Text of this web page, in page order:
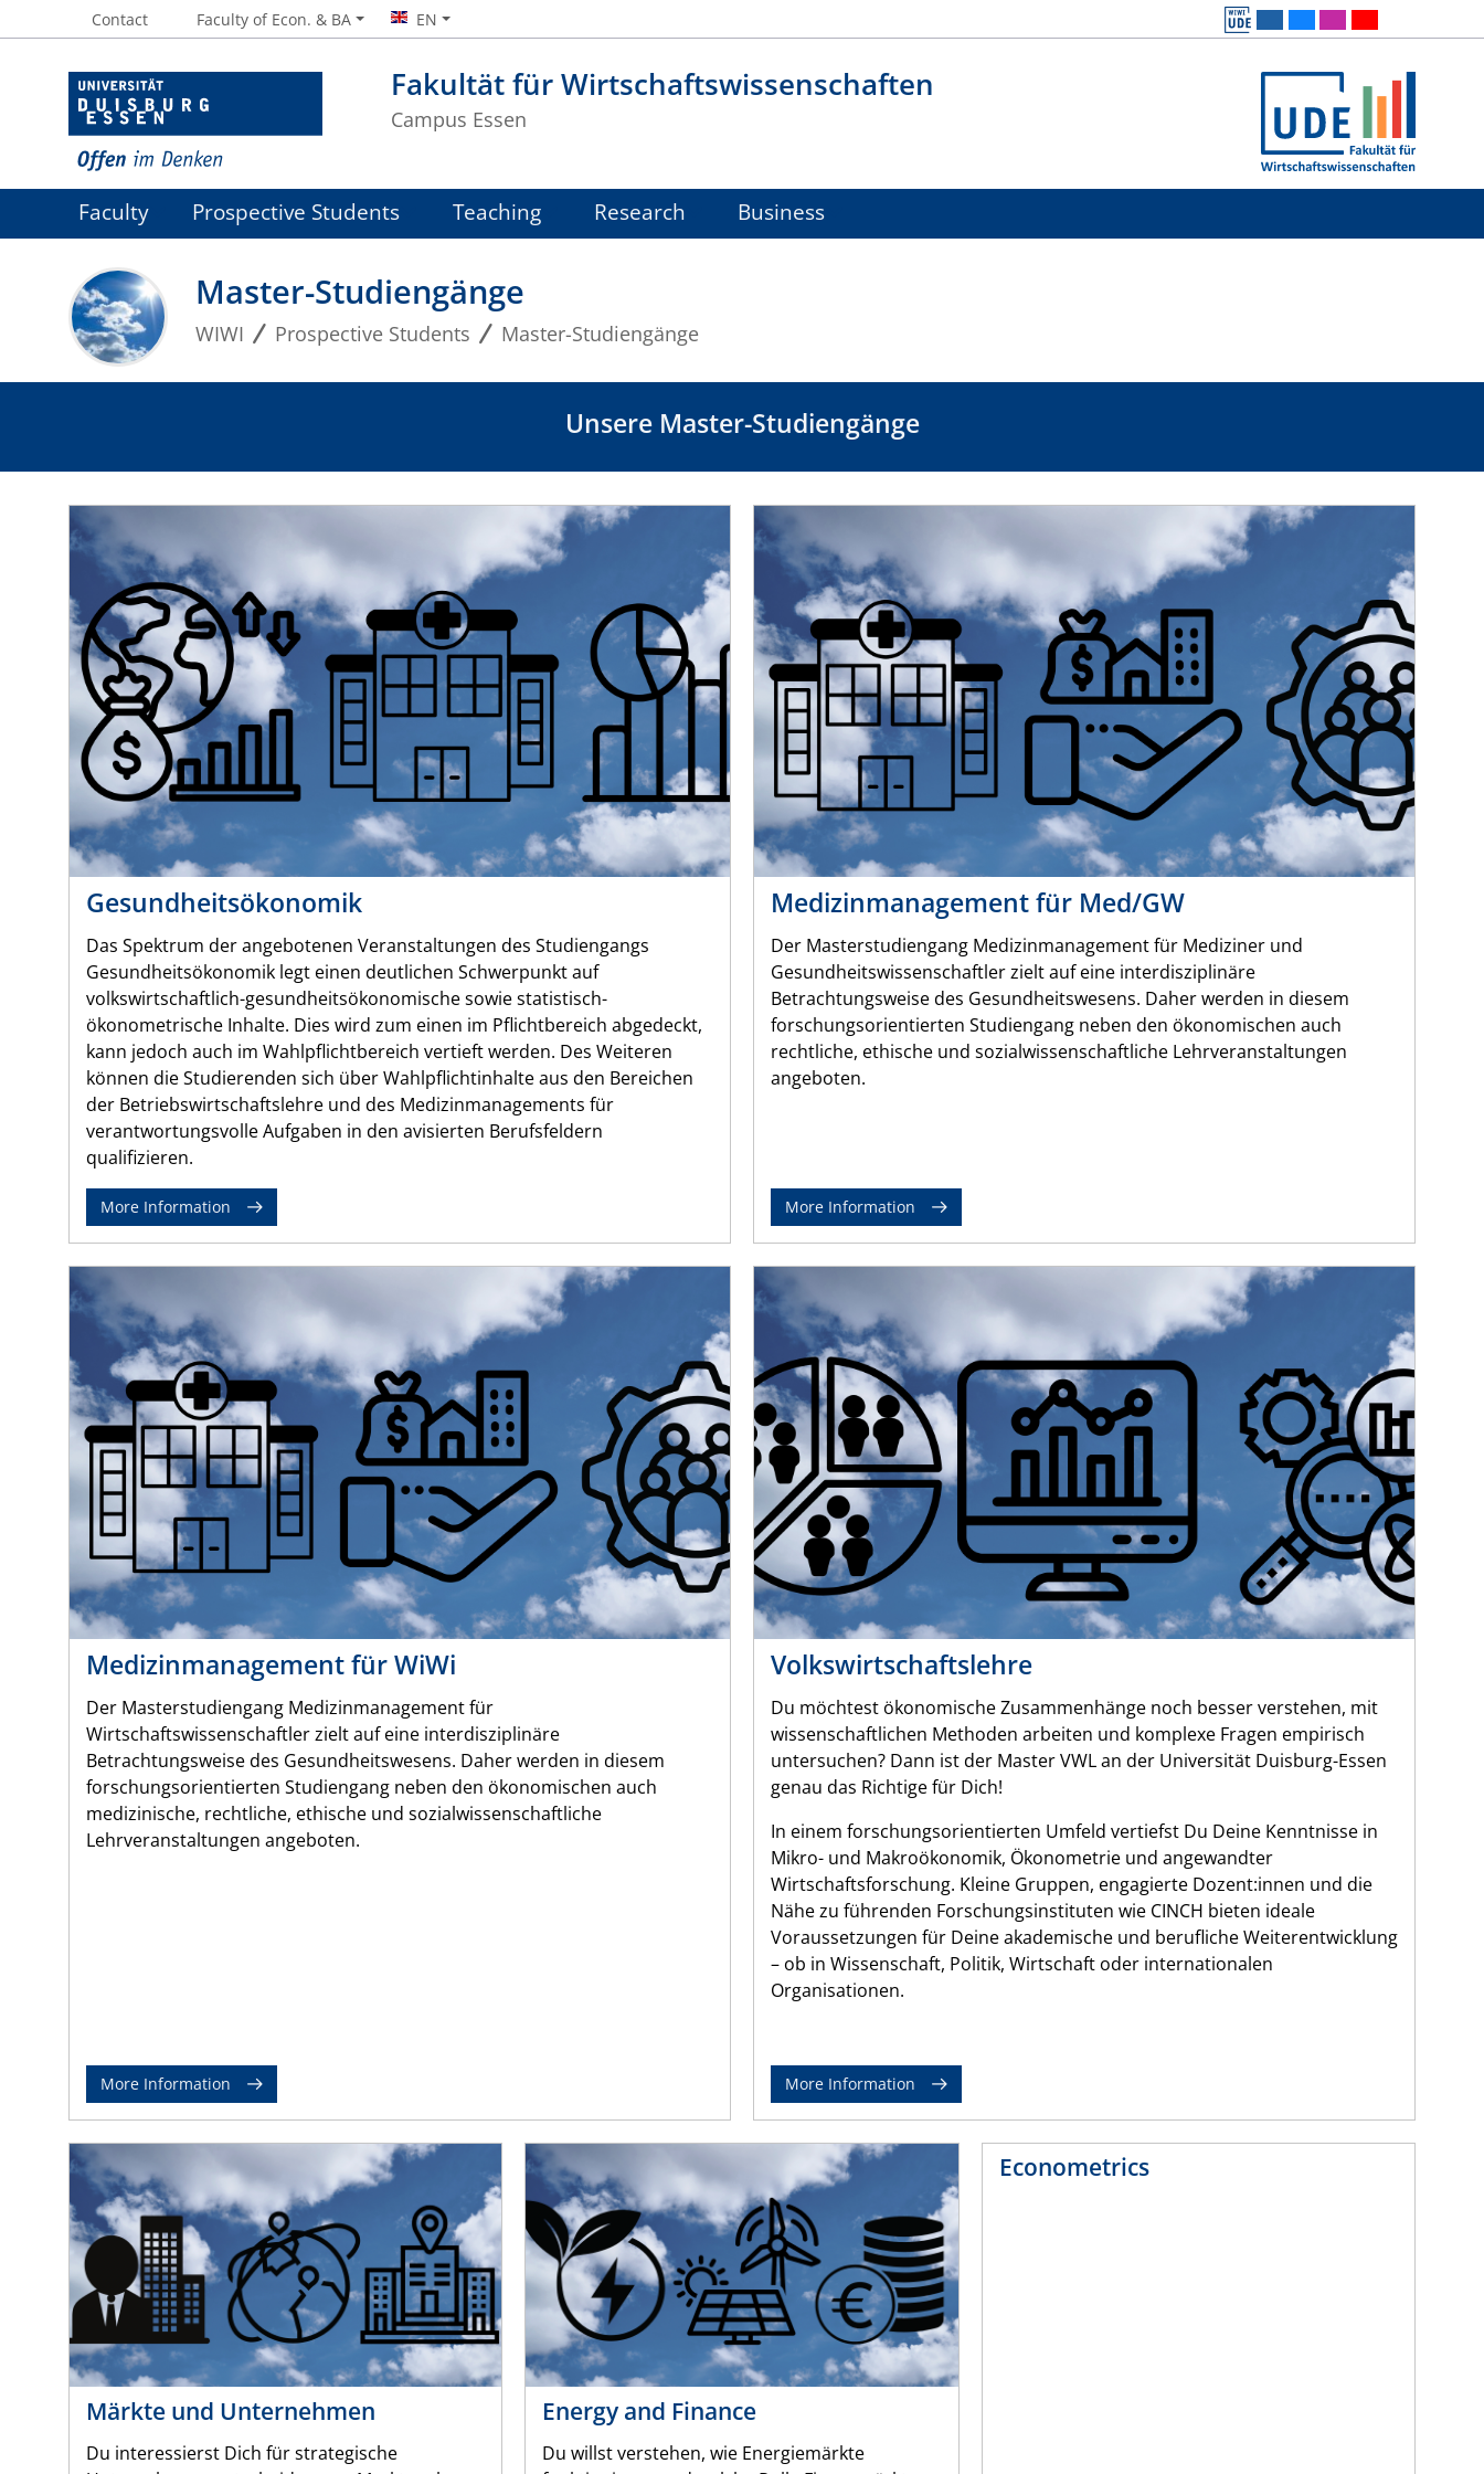
Fakultät für Wirtschaftswissenschaften
Campus Essen
Contact Faculty of Econ. & BA EN
Faculty Prospective Students Teaching Research Business
Master-Studiengänge
WIWI Prospective Students Master-Studiengänge
Unsere Master-Studiengänge
Gesundheitsökonomik
Das Spektrum der angebotenen Veranstaltungen des Studiengangs
Gesundheitsökonomik legt einen deutlichen Schwerpunkt auf
volkswirtschaftlich-gesundheitsökonomische sowie statistisch-
ökonometrische Inhalte. Dies wird zum einen im Pflichtbereich abgedeckt,
kann jedoch auch im Wahlpflichtbereich vertieft werden. Des Weiteren
können die Studierenden sich über Wahlpflichtinhalte aus den Bereichen
der Betriebswirtschaftslehre und des Medizinmanagements für
verantwortungsvolle Aufgaben in den avisierten Berufsfeldern
qualifizieren.
More Information
Medizinmanagement für Med/GW
Der Masterstudiengang Medizinmanagement für Mediziner und
Gesundheitswissenschaftler zielt auf eine interdisziplinäre
Betrachtungsweise des Gesundheitswesens. Daher werden in diesem
forschungsorientierten Studiengang neben den ökonomischen auch
rechtliche, ethische und sozialwissenschaftliche Lehrveranstaltungen
angeboten.
More Information
Medizinmanagement für WiWi
Der Masterstudiengang Medizinmanagement für
Wirtschaftswissenschaftler zielt auf eine interdisziplinäre
Betrachtungsweise des Gesundheitswesens. Daher werden in diesem
forschungsorientierten Studiengang neben den ökonomischen auch
medizinische, rechtliche, ethische und sozialwissenschaftliche
Lehrveranstaltungen angeboten.
More Information
Volkswirtschaftslehre
Du möchtest ökonomische Zusammenhänge noch besser verstehen, mit
wissenschaftlichen Methoden arbeiten und komplexe Fragen empirisch
untersuchen? Dann ist der Master VWL an der Universität Duisburg-Essen
genau das Richtige für Dich!
In einem forschungsorientierten Umfeld vertiefst Du Deine Kenntnisse in
Mikro- und Makroökonomik, Ökonometrie und angewandter
Wirtschaftsforschung. Kleine Gruppen, engagierte Dozent:innen und die
Nähe zu führenden Forschungsinstituten wie CINCH bieten ideale
Voraussetzungen für Deine akademische und berufliche Weiterentwicklung
– ob in Wissenschaft, Politik, Wirtschaft oder internationalen
Organisationen.
More Information
Märkte und Unternehmen
Du interessierst Dich für strategische
Energy and Finance
Du willst verstehen, wie Energiemärkte
Econometrics